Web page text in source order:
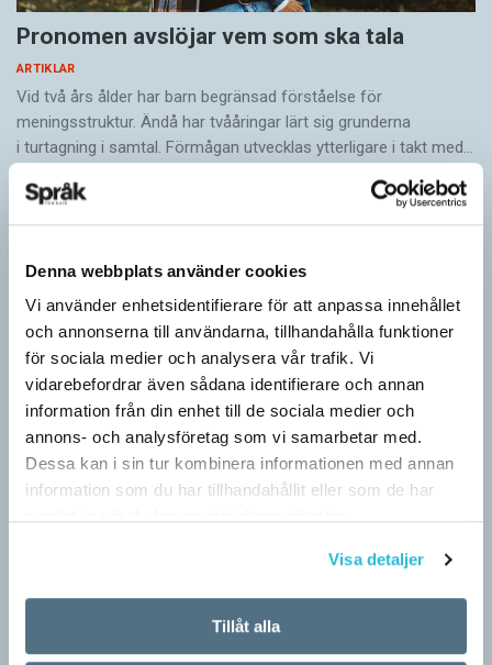
Denna webbplats använder cookies
Vi använder enhetsidentifierare för att anpassa innehållet
och annonserna till användarna, tillhandahålla funktioner
för sociala medier och analysera vår trafik. Vi
vidarebefordrar även sådana identifierare och annan
information från din enhet till de sociala medier och
annons- och analysföretag som vi samarbetar med.
Dessa kan i sin tur kombinera informationen med annan
information som du har tillhandahållit eller som de har
Visa detaljer
Tillåt alla
Pronomen avslöjar vem som ska tala
ARTIKLAR
Vid två års ålder har barn begränsad förståelse för
meningsstruktur. Ändå har tvååringar lärt sig grunderna
i turtagning i samtal. Förmågan utvecklas ytterligare i takt med…
Hundfiskare vill få någon på kroken
dogfishing användas om folks profiler på dejtningappar också.